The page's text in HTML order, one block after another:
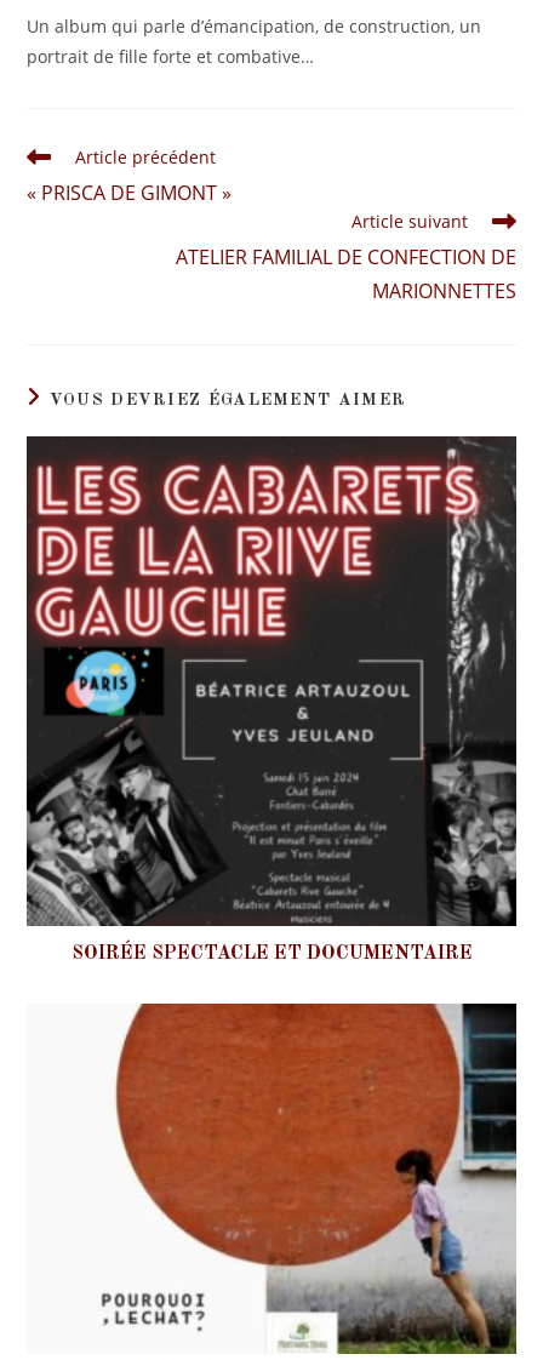
Un album qui parle d’émancipation, de construction, un
portrait de fille forte et combative…
Article précédent
« PRISCA DE GIMONT »
Article suivant
ATELIER FAMILIAL DE CONFECTION DE
MARIONNETTES
VOUS DEVRIEZ ÉGALEMENT AIMER
SOIRÉE SPECTACLE ET DOCUMENTAIRE